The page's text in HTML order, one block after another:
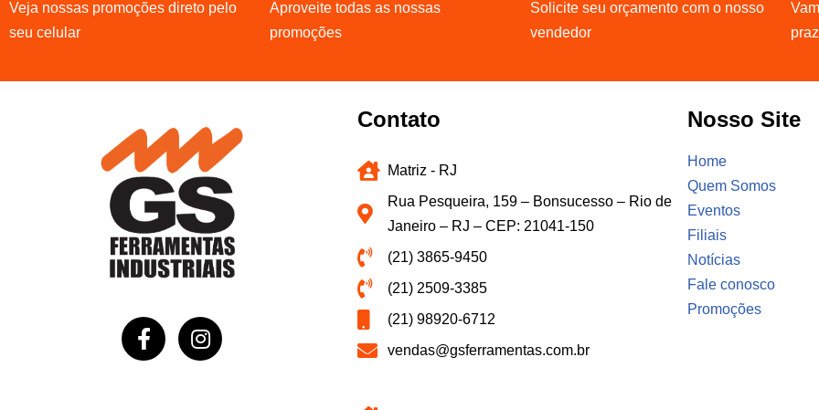
Veja nossas promoções direto pelo
seu celular
Aproveite todas as nossas
promoções
Solicite seu orçamento com o nosso
vendedor
Contato
Matriz - RJ
Rua Pesqueira, 159 – Bonsucesso – Rio de
Janeiro – RJ – CEP: 21041-150
(21) 3865-9450
(21) 2509-3385
(21) 98920-6712
vendas@gsferramentas.com.br
Nosso Site
Home
Quem Somos
Eventos
Filiais
Notícias
Fale conosco
Promoções